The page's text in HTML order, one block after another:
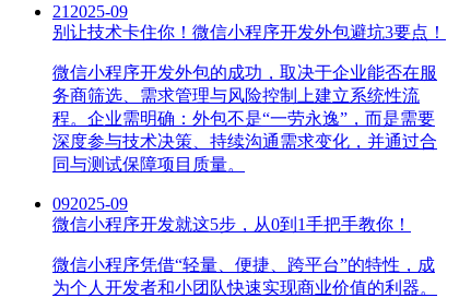
21 2025-09
别让技术卡住你！微信小程序开发外包避坑3要点！
微信小程序开发外包的成功，取决于企业能否在服
务商筛选、需求管理与风险控制上建立系统性流
程。企业需明确：外包不是“一劳永逸”，而是需要
深度参与技术决策、持续沟通需求变化，并通过合
同与测试保障项目质量。
092025-09
微信小程序开发就这5步，从0到1手把手教你！
微信小程序凭借“轻量、便捷、跨平台”的特性，成
为个人开发者和小团队快速实现商业价值的利器。